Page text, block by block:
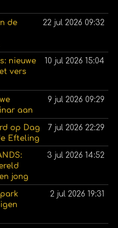
de
22 jul 2026 09:32
nieuwe
vers
10 jul 2026 15:04
aan
9 jul 2026 09:29
op Dag
Efteling
7 jul 2026 22:29
jong
3 jul 2026 14:52
2 jul 2026 19:31